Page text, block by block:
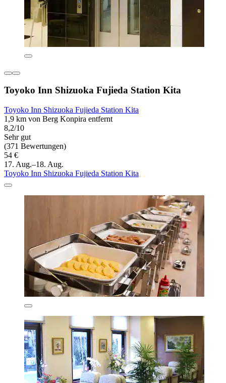
Toyoko Inn Shizuoka Fujieda Station Kita
Toyoko Inn Shizuoka Fujieda Station Kita
1,9 km von Berg Konpira entfernt
8,2/10
Sehr gut
(371 Bewertungen)
54 €
17. Aug.–18. Aug.
Toyoko Inn Shizuoka Fujieda Station Kita